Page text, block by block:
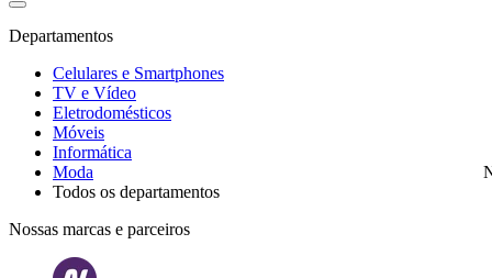
Departamentos
Celulares e Smartphones
TV e Vídeo
Eletrodomésticos
Móveis
Informática
Moda
Todos os departamentos
Nossas marcas e parceiros